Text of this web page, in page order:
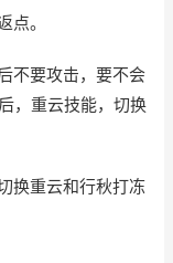
点。
不要攻击，要不会
，重云技能，切换
换重云和行秋打冻